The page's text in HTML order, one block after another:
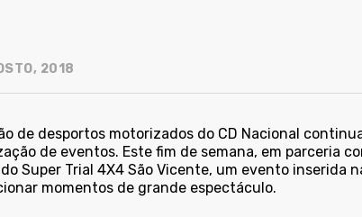
2018
de desportos motorizados do CD Nacional
de eventos. Este fim de semana, em parceria
Super Trial 4X4 São Vicente, um evento inserida
momentos de grande espectáculo.